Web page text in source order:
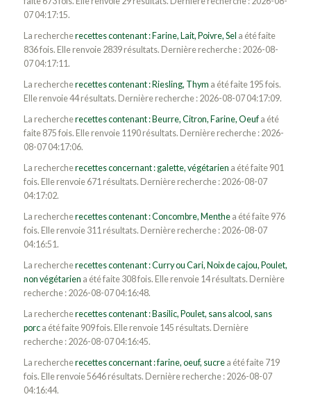
07 04:17:15.
La rechercherecettes contenant : Farine, Lait, Poivre, Sel a été faite
836 fois. Elle renvoie 2839 résultats. Dernière recherche : 2026-08-
07 04:17:11.
La rechercherecettes contenant : Riesling, Thym a été faite 195 fois.
Elle renvoie 44 résultats. Dernière recherche : 2026-08-07 04:17:09.
La rechercherecettes contenant : Beurre, Citron, Farine, Oeufa été
faite 875 fois. Elle renvoie 1190 résultats. Dernière recherche : 2026-
08-07 04:17:06.
La rechercherecettes concernant : galette, végétarien a été faite 901
fois. Elle renvoie 671 résultats. Dernière recherche : 2026-08-07
04:17:02.
La rechercherecettes contenant : Concombre, Menthea été faite 976
fois. Elle renvoie 311 résultats. Dernière recherche : 2026-08-07
04:16:51.
La rechercherecettes contenant : Curry ou Cari, Noix de cajou, Poulet,
non végétarien a été faite 308 fois. Elle renvoie 14 résultats. Dernière
recherche : 2026-08-07 04:16:48.
La rechercherecettes contenant : Basilic, Poulet, sans alcool, sans
porca été faite 909 fois. Elle renvoie 145 résultats. Dernière
recherche : 2026-08-07 04:16:45.
La rechercherecettes concernant : farine, oeuf, sucrea été faite 719
fois. Elle renvoie 5646 résultats. Dernière recherche : 2026-08-07
04:16:44.